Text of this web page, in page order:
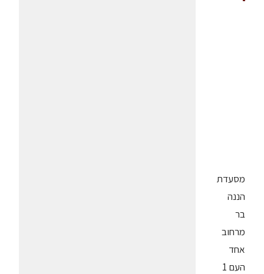
מסעדת
הננה
בר
מרחוב
אחד
העם 1